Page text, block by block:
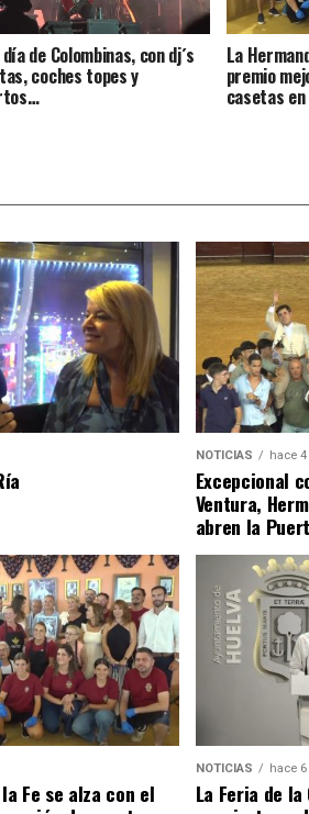
de Colombinas, con dj´s
coches topes y
La
premio
casetas en
NOTICIAS hace
Excepcional
Ventura,
abren la
Fe se alza con el
NOTICIAS hace
La Feria de